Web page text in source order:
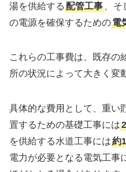
湯を供給する配管工事、そ
の電源を確保するための電
これらの工事費は、既存の
所の状況によって大きく変
具体的な費用として、重い
置するための基礎工事には
を供給する水道工事には約
電力が必要となる電気工事